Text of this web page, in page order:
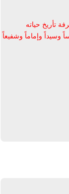
تأريخ حياته
وسيداً وإماماً وشفيعاً